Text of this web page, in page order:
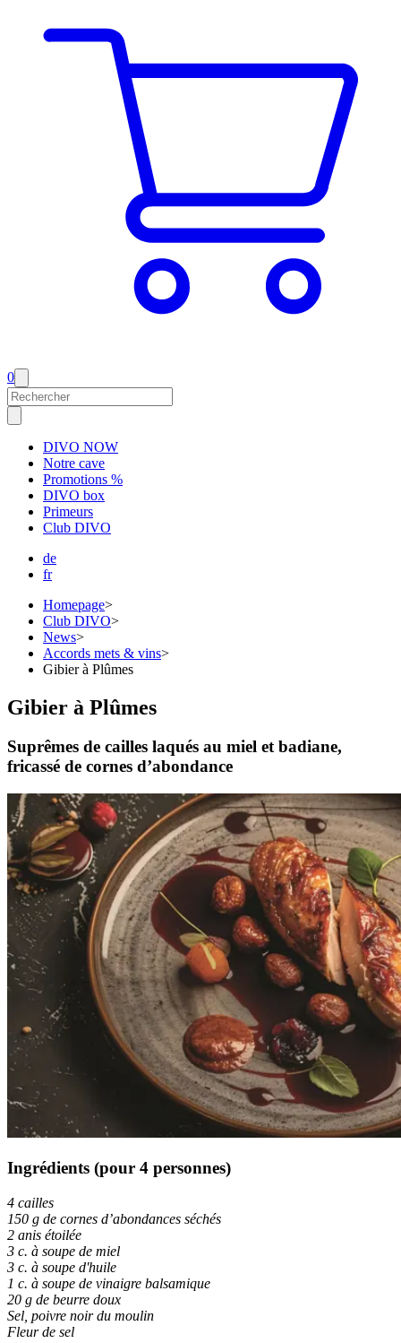
0
DIVO NOW
Notre cave
Promotions %
DIVO box
Primeurs
Club DIVO
de
fr
Homepage>
Club DIVO>
News>
Accords mets & vins>
Gibier à Plûmes
Gibier à Plûmes
Suprêmes de cailles laqués au miel et badiane,
fricassé de cornes d’abondance
Ingrédients (pour 4 personnes)
4 cailles
150 g de cornes d’abondances séchés
2 anis étoilée
3 c. à soupe de miel
3 c. à soupe d'huile
1 c. à soupe de vinaigre balsamique
20 g de beurre doux
Sel, poivre noir du moulin
Fleur de sel